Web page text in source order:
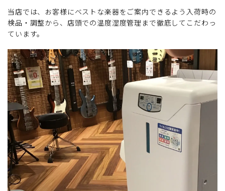
当店では、お客様にベストな楽器をご案内できるよう入荷時の
検品・調整から、店頭での温度湿度管理まで徹底してこだわっ
ています。